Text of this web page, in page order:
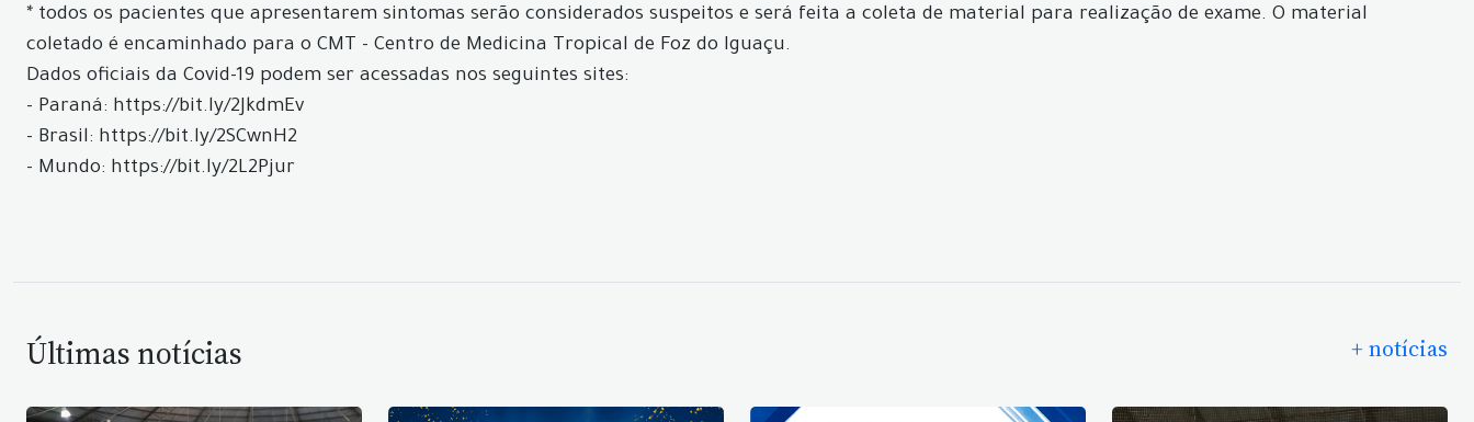
* todos os pacientes que apresentarem sintomas serão considerados suspeitos e será feita a coleta de material para realização de exame. O material
coletado é encaminhado para o CMT - Centro de Medicina Tropical de Foz do Iguaçu.
Dados oficiais da Covid-19 podem ser acessadas nos seguintes sites:
- Paraná: https://bit.ly/2JkdmEv
- Brasil: https://bit.ly/2SCwnH2
- Mundo: https://bit.ly/2L2Pjur
Últimas notícias + notícias